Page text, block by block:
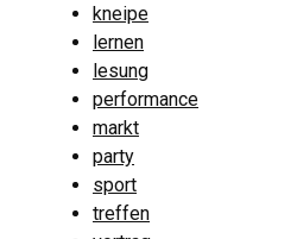
kneipe
lernen
lesung
performance
markt
party
sport
treffen